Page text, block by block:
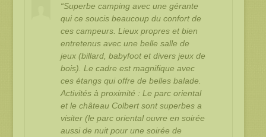
“Superbe camping avec une gérante
qui ce soucis beaucoup du confort de
ces campeurs. Lieux propres et bien
entretenus avec une belle salle de
jeux (billard, babyfoot et divers jeux de
bois). Le cadre est magnifique avec
ces étangs qui offre de belles balade.
Activités à proximité : Le parc oriental
et le château Colbert sont superbes a
visiter (le parc oriental ouvre en soirée
aussi de nuit pour une soirée de